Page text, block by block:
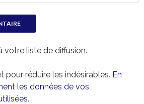
votre liste de diffusion.
pour réduire les indésirables. En
les données de vos
.